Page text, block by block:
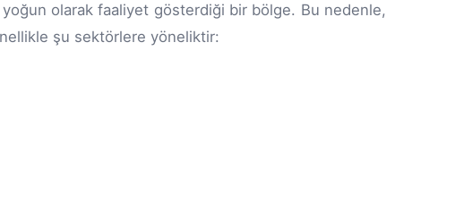
olarak faaliyet gösterdiği bir bölge. Bu nedenle,
şu sektörlere yöneliktir: